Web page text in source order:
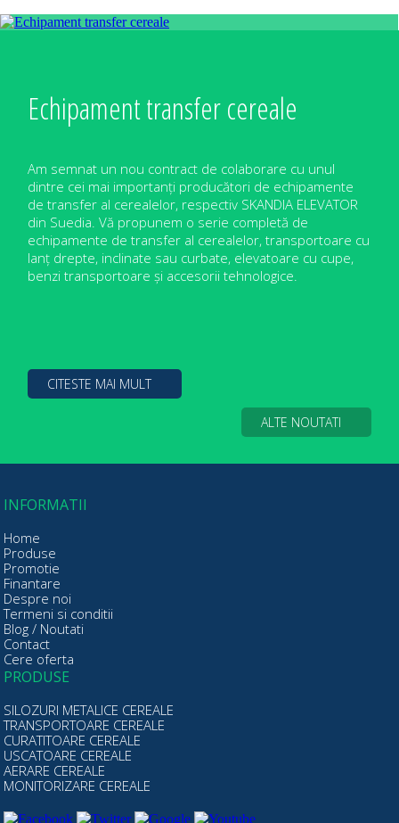
Echipament transfer cereale
Am semnat un nou contract de colaborare cu unul
dintre cei mai importanți producători de echipamente
de transfer al cerealelor, respectiv SKANDIA ELEVATOR
din Suedia. Vă propunem o serie completă de
echipamente de transfer al cerealelor, transportoare cu
lanț drepte, inclinate sau curbate, elevatoare cu cupe,
benzi transportoare și accesorii tehnologice.
CITESTE MAI MULT
ALTE NOUTATI
INFORMATII
Home
Produse
Promotie
Finantare
Despre noi
Termeni si conditii
Blog / Noutati
Contact
Cere oferta
PRODUSE
SILOZURI METALICE CEREALE
TRANSPORTOARE CEREALE
CURATITOARE CEREALE
USCATOARE CEREALE
AERARE CEREALE
MONITORIZARE CEREALE